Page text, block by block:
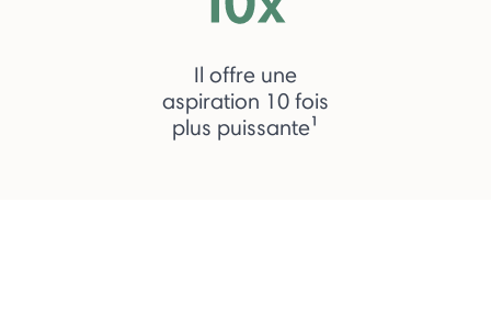
Il offre une
aspiration 10 fois
plus puissante¹